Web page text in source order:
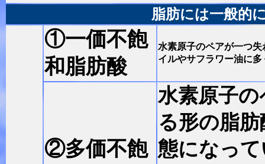
脂肪には一般的
①一価不飽
和脂肪酸
水素原子のペアが一つ
イルやサフラワー油に
②多価不飽
水素原子
る形の脂
態になっ